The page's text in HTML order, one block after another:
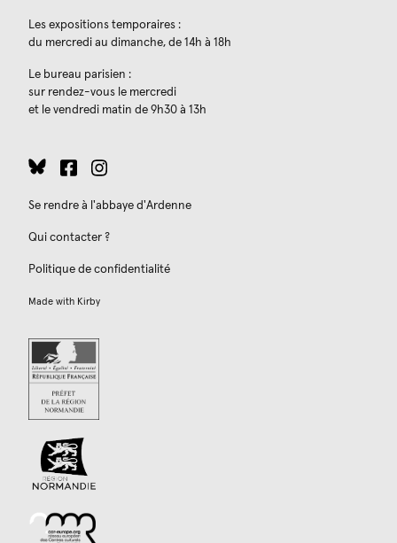
Les expositions temporaires :
du mercredi au dimanche, de 14h à 18h
Le bureau parisien :
sur rendez-vous le mercredi
et le vendredi matin de 9h30 à 13h
Se rendre à l'abbaye d'Ardenne
Qui contacter ?
Politique de confidentialité
Made with Kirby